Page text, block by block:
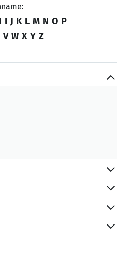
I J K L M N O P
V W X Y Z